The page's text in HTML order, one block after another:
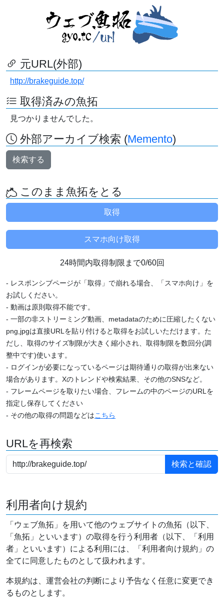
元URL(外部)
http://brakeguide.top/
取得済みの魚拓
見つかりませんでした。
外部アーカイブ検索 (Memento)
検索する
このまま魚拓をとる
24時間内取得制限まで0/60回
- レスポンシブページが「取得」で崩れる場合、「スマホ向け」を
お試しください。
- 動画は原則取得不能です。
- 一部の非ストリーミング動画、metadataのために圧縮したくない
png,jpgは直接URLを貼り付けると取得をお試しいただけます。た
だし、取得のサイズ制限が大きく縮小され、取得制限を数回分(調
整中です)使います。
- ログインが必要になっているページは期待通りの取得が出来ない
場合があります。Xのトレンドや検索結果、その他のSNSなど。
- フレームページを取りたい場合、フレームの中のページのURLを
指定し保存してください
- その他の取得の問題などはこちら
URLを再検索
利用者向け規約
「ウェブ魚拓」を用いて他のウェブサイトの魚拓（以下、
「魚拓」といいます）の取得を行う利用者（以下、「利用
者」といいます）による利用には、「利用者向け規約」の
全てに同意したものとして扱われます。
本規約は、運営会社の判断により予告なく任意に変更でき
るものとします。